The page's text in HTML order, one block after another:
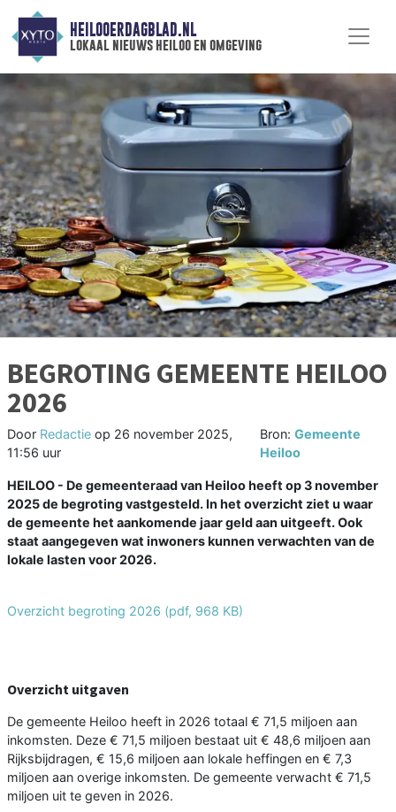
HEILOOERDAGBLAD.NL
lokaal nieuws heiloo en omgeving
BEGROTING GEMEENTE HEILOO
2026
Door Redactie op 26 november 2025,
11:56 uur
Bron:Gemeente
Heiloo
HEILOO - De gemeenteraad van Heiloo heeft op 3 november
2025 de begroting vastgesteld. In het overzicht ziet u waar
de gemeente het aankomende jaar geld aan uitgeeft. Ook
staat aangegeven wat inwoners kunnen verwachten van de
lokale lasten voor 2026.
Overzicht begroting 2026 (pdf, 968 KB)
Overzicht uitgaven
De gemeente Heiloo heeft in 2026 totaal € 71,5 miljoen aan
inkomsten. Deze € 71,5 miljoen bestaat uit € 48,6 miljoen aan
Rijksbijdragen, € 15,6 miljoen aan lokale heffingen en € 7,3
miljoen aan overige inkomsten. De gemeente verwacht € 71,5
miljoen uit te geven in 2026.